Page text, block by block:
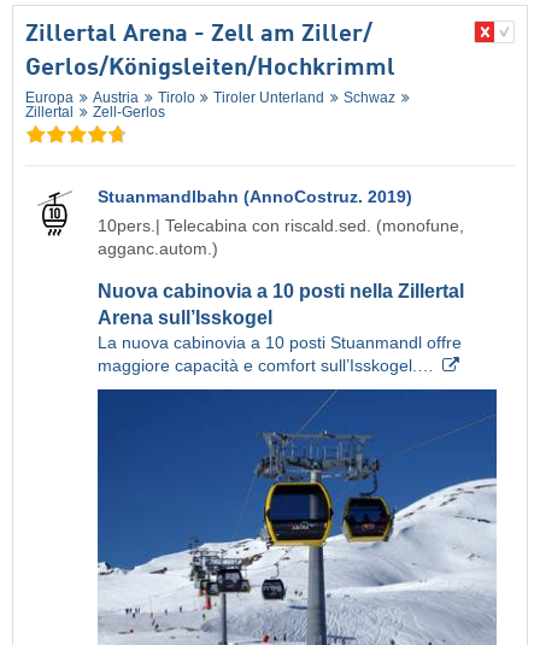
Zillertal Arena - Zell am Ziller/​
Gerlos/​Königsleiten/​Hochkrimml
Europa Austria Tirolo Tiroler Unterland
Schwaz
Zillertal
Zell-Gerlos
Stuanmandlbahn (AnnoCostruz. 2019)
10pers.| Telecabina con riscald.sed. (monofune,
agganc.autom.)
Nuova cabinovia a 10 posti nella Zillertal
Arena sull’Isskogel
La nuova cabinovia a 10 posti Stuanmandl offre
maggiore capacità e comfort sull’Isskogel.…